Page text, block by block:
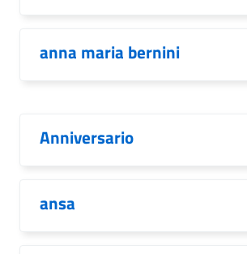
anna maria bernini
Anniversario
ansa